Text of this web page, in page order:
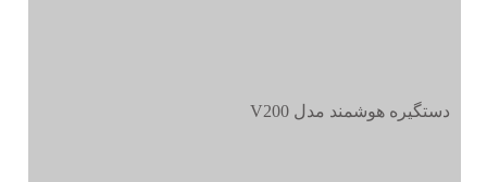
دستگیره هوشمند مدل V200